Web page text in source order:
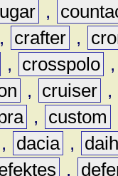
,
, crafter ,
, crosspolo
, cruiser ,
, custom
, dacia ,
,